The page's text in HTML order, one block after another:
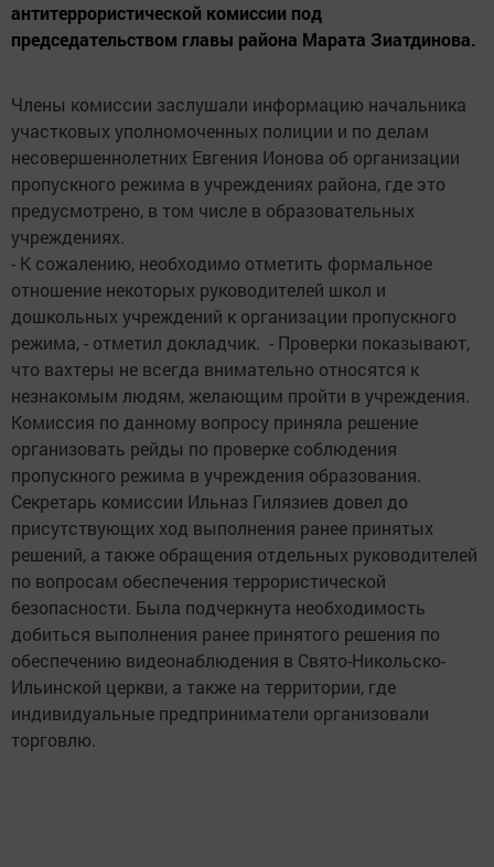
антитеррористической комиссии под
председательством главы района Марата Зиатдинова.
Члены комиссии заслушали информацию начальника
участковых уполномоченных полиции и по делам
несовершеннолетних Евгения Ионова об организации
пропускного режима в учреждениях района, где это
предусмотрено, в том числе в образовательных
учреждениях.
- К сожалению, необходимо отметить формальное
отношение некоторых руководителей школ и
дошкольных учреждений к организации пропускного
режима, - отметил докладчик. - Проверки показывают,
что вахтеры не всегда внимательно относятся к
незнакомым людям, желающим пройти в учреждения.
Комиссия по данному вопросу приняла решение
организовать рейды по проверке соблюдения
пропускного режима в учреждения образования.
Секретарь комиссии Ильназ Гилязиев довел до
присутствующих ход выполнения ранее принятых
решений, а также обращения отдельных руководителей
по вопросам обеспечения террористической
безопасности. Была подчеркнута необходимость
добиться выполнения ранее принятого решения по
обеспечению видеонаблюдения в Свято-Никольско-
Ильинской церкви, а также на территории, где
индивидуальные предприниматели организовали
торговлю.